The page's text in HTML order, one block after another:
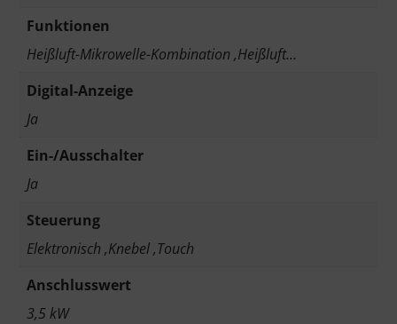
Funktionen
Heißluft-Mikrowelle-Kombination ,Heißluft…
Digital-Anzeige
Ja
Ein-/Ausschalter
Ja
Steuerung
Elektronisch ,Knebel ,Touch
Anschlusswert
3,5 kW